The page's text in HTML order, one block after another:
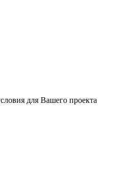
для Вашего проекта